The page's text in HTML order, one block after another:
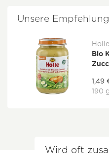
Unsere Empfehlung
Holle
Bio
1,49
190 g
Wird oft